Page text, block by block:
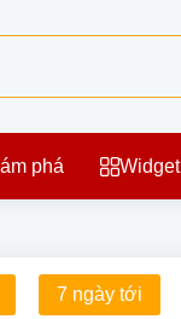
phá Widget
7 ngày tới